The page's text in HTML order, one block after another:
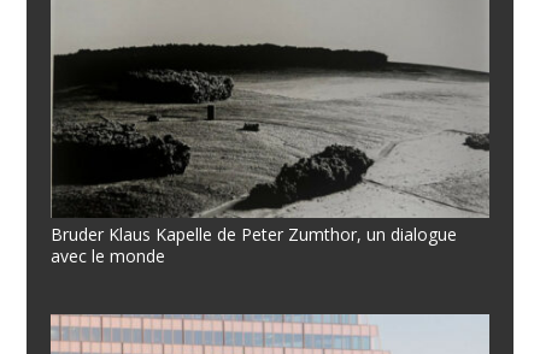
Bruder Klaus Kapelle de Peter Zumthor, un dialogue
avec le monde